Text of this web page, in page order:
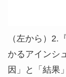
（左から）2.
かるアインシ
因」と「結果